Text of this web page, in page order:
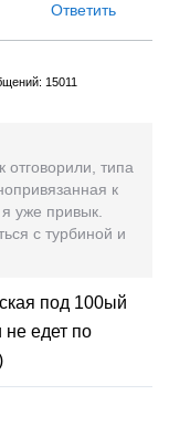
Ответить
15011
типа
к
уже привык.
с турбиной и
под 100ый
не едет по